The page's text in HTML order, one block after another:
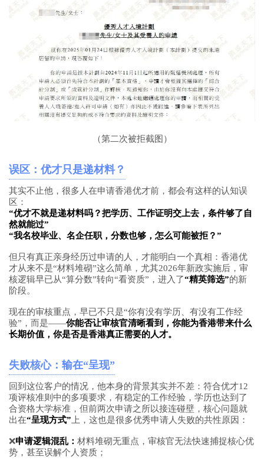
（第二次被拒截图）
误区：优才只是递材料？
其实不止他，很多人在申请香港优才前，都会有这样的认知误
区：
“优才不就是递材料吗？把学历、工作证明交上去，条件够了自
然就能过”
“我名校毕业、名企任职，分数也够，怎么可能被拒？”
但只有真正亲身经历过申请的人，才能明白一个真相：香港优
才从来不是“材料堆砌”这么简单，尤其2026年新政实施后，审
核逻辑早已从“算分数”转向“看资质”，进入了“精英筛选”的新
阶段。
现在的审核重点，早已不只是“你有没有学历、有没有工作经
验”，而是——你能否让审核官清晰看到，你能为香港带来什么
长期价值，你是否是香港真正需要的人才。
失败核心：输在“呈现”
回到这位客户的情况，他本身的背景其实并不差：符合优才12
项评核准则中的多项要求，有稳定的工作经验，学历也达到了
合资格大学标准，但前两次申请之所以接连碰壁，核心问题就
出在“呈现方式”上，这也是很多优秀申请人失败的共性原因：
❌申请逻辑混乱： 材料堆砌无重点，审核官无法快速捕捉核心优
势，甚至误解个人资质；